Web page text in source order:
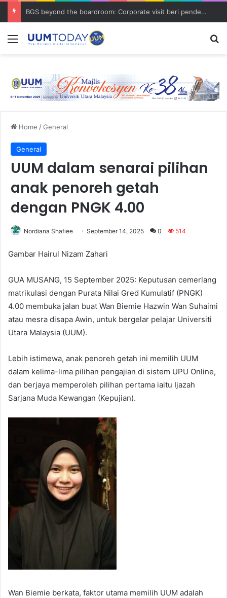
BGS beyond the boardroom: Corporate visit beri pendedahan dunia korporat kepada PELAJAR UUM
Menu
Home /General
General
UUM dalam senarai pilihan
anak penoreh getah
dengan PNGK 4.00
Nordiana Shafiee September 14, 2025 0 514
Gambar Hairul Nizam Zahari
GUA MUSANG, 15 September 2025: Keputusan cemerlang
matrikulasi dengan Purata Nilai Gred Kumulatif (PNGK)
4.00 membuka jalan buat Wan Biemie Hazwin Wan Suhaimi
atau mesra disapa Awin, untuk bergelar pelajar Universiti
Utara Malaysia (UUM).
Lebih istimewa, anak penoreh getah ini memilih UUM
dalam kelima-lima pilihan pengajian di sistem UPU Online,
dan berjaya memperoleh pilihan pertama iaitu Ijazah
Sarjana Muda Kewangan (Kepujian).
Wan Biemie berkata, faktor utama memilih UUM adalah